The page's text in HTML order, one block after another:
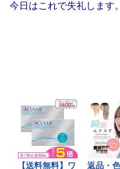
今日はこれで失礼します。